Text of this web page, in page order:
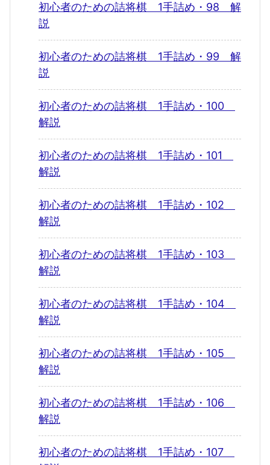
初心者のための詰将棋 1手詰め・98 解
説
初心者のための詰将棋 1手詰め・99 解
説
初心者のための詰将棋 1手詰め・100
解説
初心者のための詰将棋 1手詰め・101
解説
初心者のための詰将棋 1手詰め・102
解説
初心者のための詰将棋 1手詰め・103
解説
初心者のための詰将棋 1手詰め・104
解説
初心者のための詰将棋 1手詰め・105
解説
初心者のための詰将棋 1手詰め・106
解説
初心者のための詰将棋 1手詰め・107